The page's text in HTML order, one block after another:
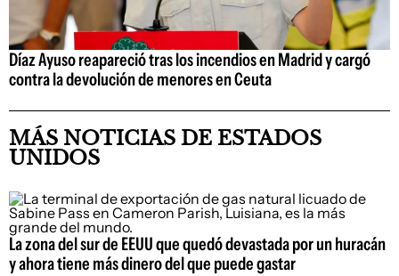
Díaz Ayuso reapareció tras los incendios en Madrid y cargó
contra la devolución de menores en Ceuta
MÁS NOTICIAS DE ESTADOS
UNIDOS
La zona del sur de EEUU que quedó devastada por un huracán
y ahora tiene más dinero del que puede gastar